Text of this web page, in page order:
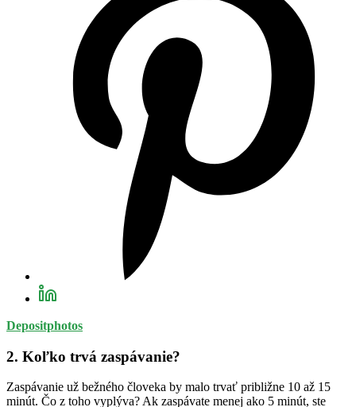
Depositphotos
2. Koľko trvá zaspávanie?
Zaspávanie už bežného človeka by malo trvať približne 10 až 15
minút. Čo z toho vyplýva? Ak zaspávate menej ako 5 minút, ste